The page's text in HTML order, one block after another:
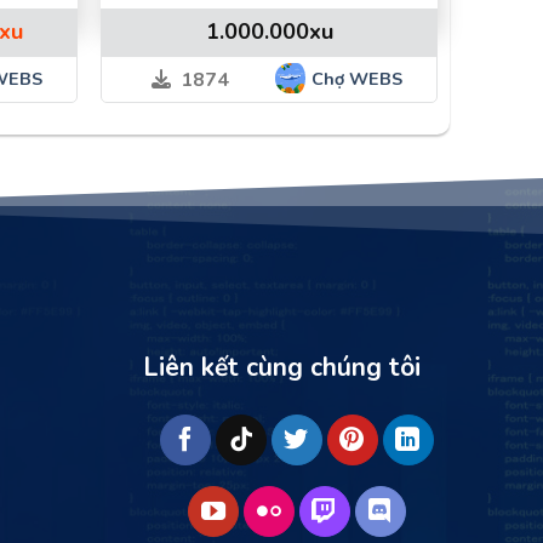
Giá
hiện
tại
là:
600.000xu.
1.000.000xu
1874 Chợ WEBS
Liên kết cùng chúng tôi